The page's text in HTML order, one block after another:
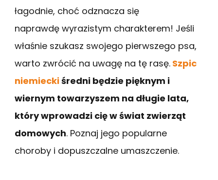
łagodnie, choć odznacza się
naprawdę wyrazistym charakterem! Jeśli
właśnie szukasz swojego pierwszego psa,
warto zwrócić na uwagę na tę rasę. Szpic
niemieckiśredni będzie pięknym i
wiernym towarzyszem na długie lata,
który wprowadzi cię w świat zwierząt
domowych. Poznaj jego popularne
choroby i dopuszczalne umaszczenie.